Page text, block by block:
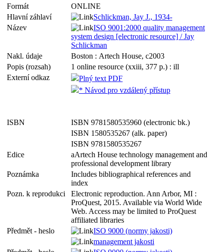
Formát
ONLINE
Hlavní záhlaví
Schlickman, Jay J., 1934-
Název
ISO 9001:2000 quality management
system design [electronic resource] / Jay
Schlickman
Nakl. údaje
Boston : Artech House, c2003
Popis (rozsah)
1 online resource (xxiii, 377 p.) : ill
Externí odkaz
Plný text PDF
* Návod pro vzdálený přístup
ISBN
ISBN 9781580535960 (electronic bk.)
ISBN 1580535267 (alk. paper)
ISBN 9781580535267
Edice
aArtech House technology management and
professional development library
Poznámka
Includes bibliographical references and
index
Pozn. k reprodukci
Electronic reproduction. Ann Arbor, MI :
ProQuest, 2015. Available via World Wide
Web. Access may be limited to ProQuest
affiliated libraries
Předmět - heslo
ISO 9000 (normy jakosti)
management jakosti